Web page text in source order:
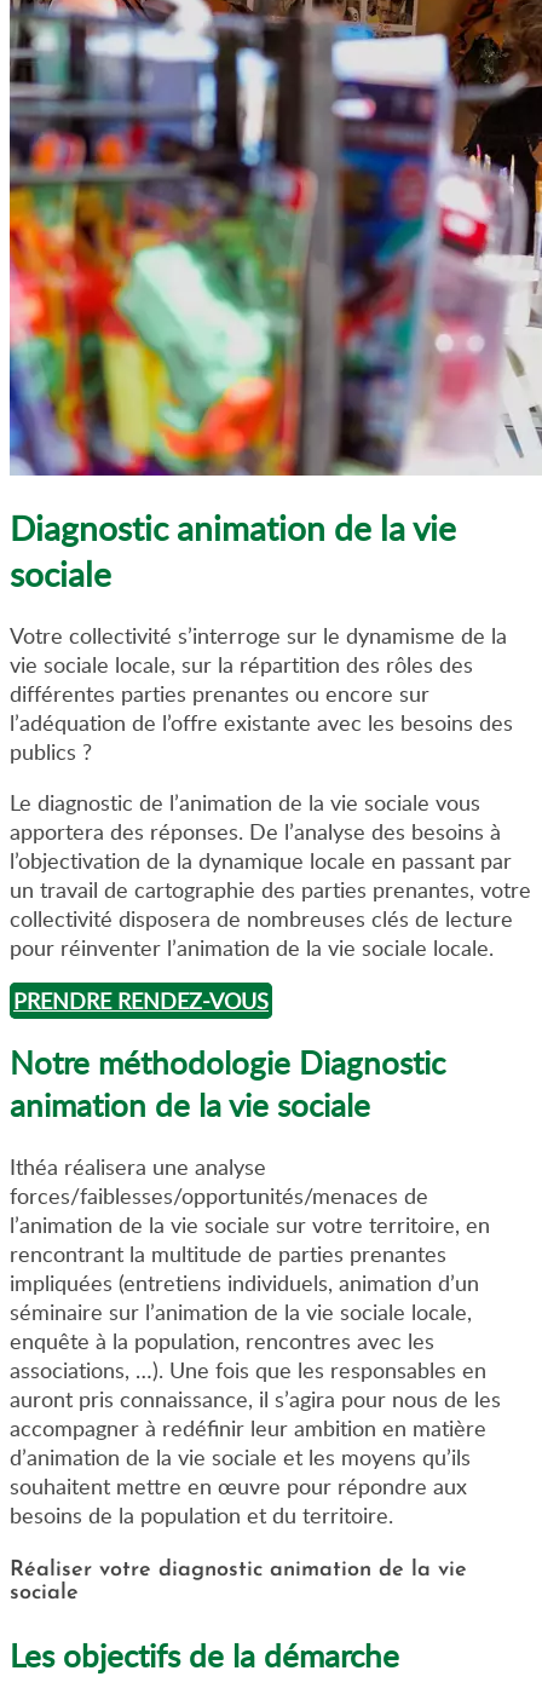
Diagnostic animation de la vie
sociale
Votre collectivité s’interroge sur le dynamisme de la
vie sociale locale, sur la répartition des rôles des
différentes parties prenantes ou encore sur
l’adéquation de l’offre existante avec les besoins des
publics ?
Le diagnostic de l’animation de la vie sociale vous
apportera des réponses. De l’analyse des besoins à
l’objectivation de la dynamique locale en passant par
un travail de cartographie des parties prenantes, votre
collectivité disposera de nombreuses clés de lecture
pour réinventer l’animation de la vie sociale locale.
PRENDRE RENDEZ-VOUS
Notre méthodologie Diagnostic
animation de la vie sociale
Ithéa réalisera une analyse
forces/faiblesses/opportunités/menaces de
l’animation de la vie sociale sur votre territoire, en
rencontrant la multitude de parties prenantes
impliquées (entretiens individuels, animation d’un
séminaire sur l’animation de la vie sociale locale,
enquête à la population, rencontres avec les
associations, …). Une fois que les responsables en
auront pris connaissance, il s’agira pour nous de les
accompagner à redéfinir leur ambition en matière
d’animation de la vie sociale et les moyens qu’ils
souhaitent mettre en œuvre pour répondre aux
besoins de la population et du territoire.
Réaliser votre diagnostic animation de la vie
sociale
Les objectifs de la démarche